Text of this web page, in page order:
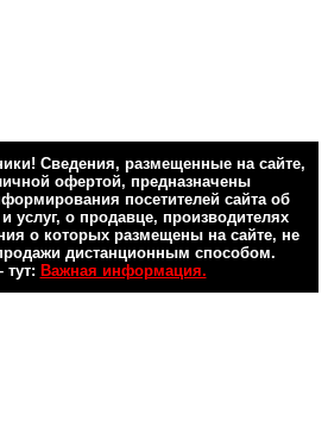
Сведения, размещенные на сайте,
офертой, предназначены
посетителей сайта об
услуг, о продавце, производителях
о которых размещены на сайте, не
дистанционным способом.
тут: Важная информация.